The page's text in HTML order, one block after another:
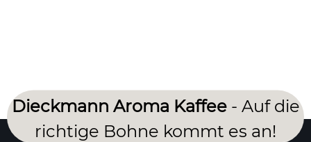
Dieckmann Aroma Kaffee- Auf die
richtige Bohne kommt es an!